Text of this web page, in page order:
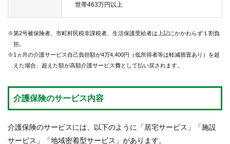
世帯463万円以上
※第2号被保険者、市町村民税非課税者、生活保護受給者は上記にかかわらず１割負
担。
※1ヵ月の介護サービス自己負担額が4万4,400円（低所得者等は軽減措置あり）を超
えた場合、超えた額が高額介護サービス費として払い戻されます。
介護保険のサービス内容
介護保険のサービスには、以下のように「居宅サービス」「施設
サービス」「地域密着型サービス」があります。